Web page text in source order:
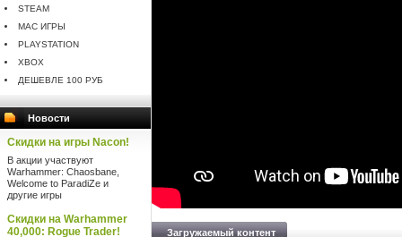
STEAM
MAC ИГРЫ
PLAYSTATION
XBOX
ДЕШЕВЛЕ 100 РУБ
Новости
Скидки на игры Nacon!
В акции участвуют
Warhammer: Chaosbane,
Welcome to ParadiZe и
другие игры
Скидки на Warhammer
40,000: Rogue Trader!
Загружаемый контент